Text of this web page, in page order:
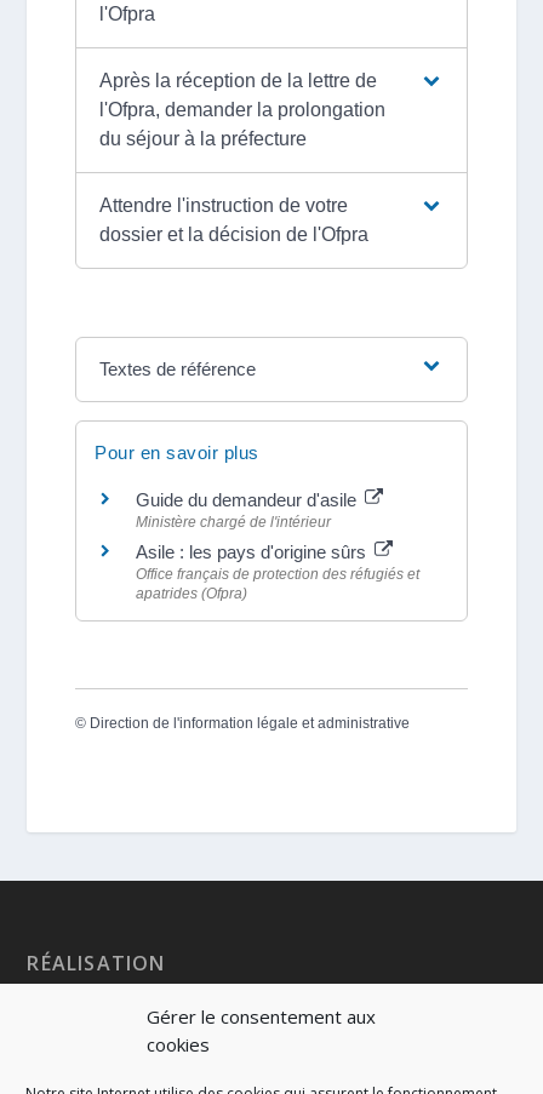
Gérer le consentement aux
cookies
l'Ofpra
Après la réception de la lettre de
l'Ofpra, demander la prolongation
du séjour à la préfecture
Attendre l'instruction de votre
dossier et la décision de l'Ofpra
Textes de référence
Pour en savoir plus
Guide du demandeur d'asile
Ministère chargé de l'intérieur
Asile : les pays d'origine sûrs
Office français de protection des réfugiés et
apatrides (Ofpra)
© Direction de l'information légale et administrative
RÉALISATION